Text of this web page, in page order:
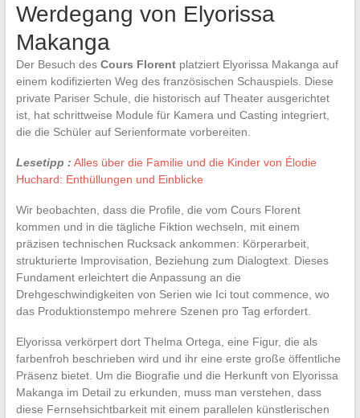
Werdegang von Elyorissa
Makanga
Der Besuch des Cours Florentplatziert Elyorissa Makanga auf
einem kodifizierten Weg des französischen Schauspiels. Diese
private Pariser Schule, die historisch auf Theater ausgerichtet
ist, hat schrittweise Module für Kamera und Casting integriert,
die die Schüler auf Serienformate vorbereiten.
Lesetipp : Alles über die Familie und die Kinder von Élodie
Huchard: Enthüllungen und Einblicke
Wir beobachten, dass die Profile, die vom Cours Florent
kommen und in die tägliche Fiktion wechseln, mit einem
präzisen technischen Rucksack ankommen: Körperarbeit,
strukturierte Improvisation, Beziehung zum Dialogtext. Dieses
Fundament erleichtert die Anpassung an die
Drehgeschwindigkeiten von Serien wie Ici tout commence, wo
das Produktionstempo mehrere Szenen pro Tag erfordert.
Elyorissa verkörpert dort Thelma Ortega, eine Figur, die als
farbenfroh beschrieben wird und ihr eine erste große öffentliche
Präsenz bietet. Um die Biografie und die Herkunft von Elyorissa
Makanga im Detail zu erkunden, muss man verstehen, dass
diese Fernsehsichtbarkeit mit einem parallelen künstlerischen